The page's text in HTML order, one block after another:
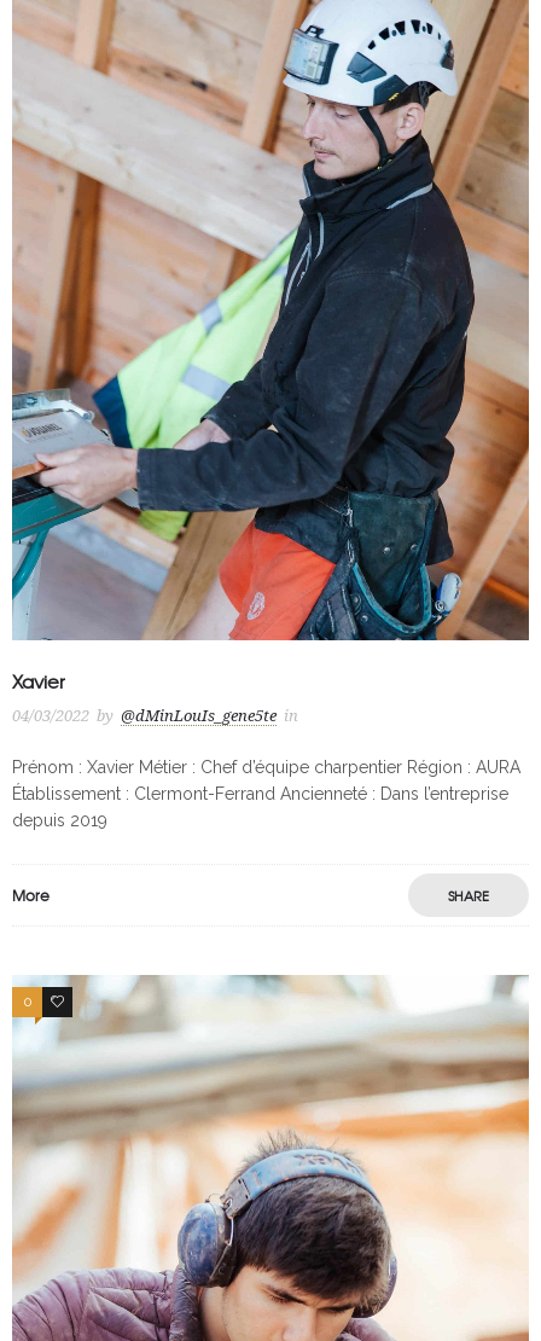
Xavier
04/03/2022 by @dMinLouIs_gene5te in
Prénom : Xavier Métier : Chef d’équipe charpentier Région : AURA
Établissement : Clermont-Ferrand Ancienneté : Dans l’entreprise
depuis 2019
More SHARE
0 0